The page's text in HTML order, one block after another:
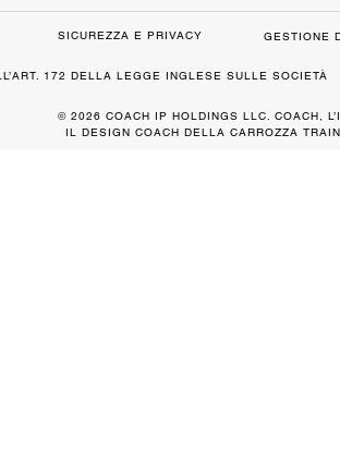
SICUREZZA E PRIVACY GESTIONE
172 DELLA LEGGE INGLESE SULLE SOCIETÀ
© 2026 COACH IP HOLDINGS LLC. COACH,
IL DESIGN COACH DELLA CARROZZA